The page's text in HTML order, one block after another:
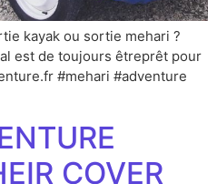
kayak ou sortie mehari ?
est de toujours êtreprêt pour
#mehari #adventure
COVER